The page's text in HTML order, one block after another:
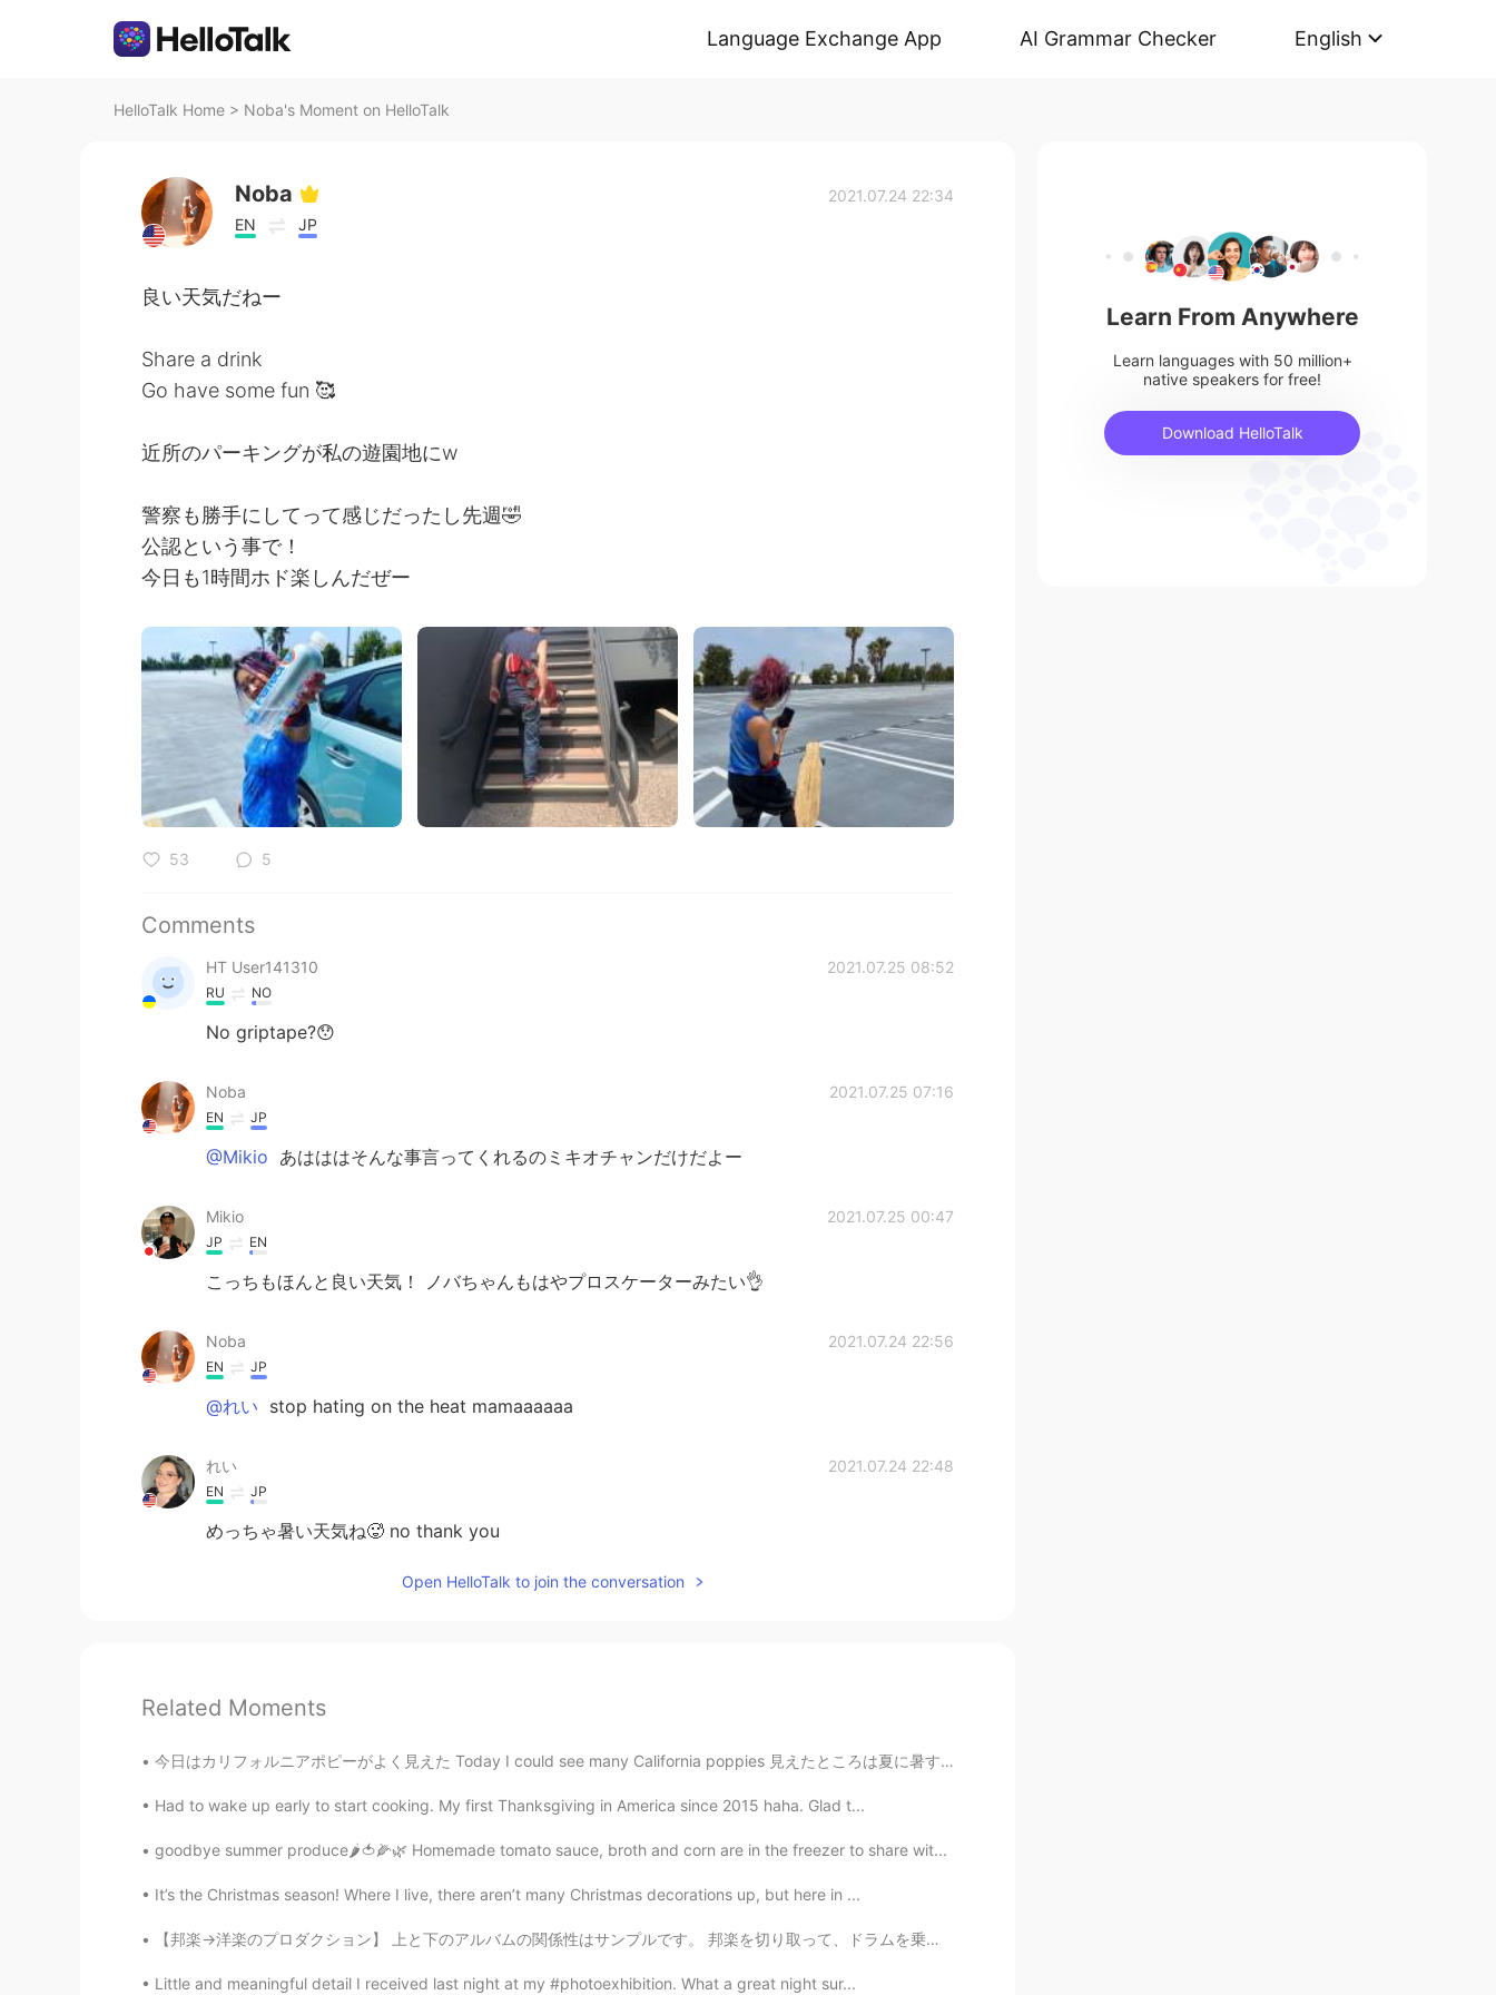
Language Exchange App AI Grammar Checker English
HelloTalk Home > Noba's Moment on HelloTalk
Noba
EN JP
2021.07.24 22:34
良い天気だねー
Share a drink
Go have some fun 🥰
近所のパーキングが私の遊園地にw
警察も勝手にしてって感じだったし先週🤣
公認という事で！
今日も1時間ホド楽しんだぜー
53 5
Comments
HT User141310 2021.07.25 08:52
RU NO
No griptape?😯
Noba 2021.07.25 07:16
EN JP
@Mikio あはははそんな事言ってくれるのミキオチャンだけだよー
Mikio 2021.07.25 00:47
JP EN
こっちもほんと良い天気！ ノバちゃんもはやプロスケーターみたい👌
Noba 2021.07.24 22:56
EN JP
@れい stop hating on the heat mamaaaaaa
れい 2021.07.24 22:48
EN JP
めっちゃ暑い天気ね🥵 no thank you
Open HelloTalk to join the conversation
Related Moments
今日はカリフォルニアポピーがよく見えた Today I could see many California poppies 見えたところは夏に暑すぎるので野草で全然見えない The area ...
Had to wake up early to start cooking. My first Thanksgiving in America since 2015 haha. Glad t...
goodbye summer produce🌶🍅🌽🌿 Homemade tomato sauce, broth and corn are in the freezer to share wit...
It’s the Christmas season! Where I live, there aren’t many Christmas decorations up, but here in ...
【邦楽→洋楽のプロダクション】 上と下のアルバムの関係性はサンプルです。 邦楽を切り取って、ドラムを乗せて、ラップして出来た曲です。 HI-FI SET「スカイレストラン」1975年 ...
Little and meaningful detail I received last night at my #photoexhibition. What a great night sur...
Learn From Anywhere
Learn languages with 50 million+
native speakers for free!
Download HelloTalk